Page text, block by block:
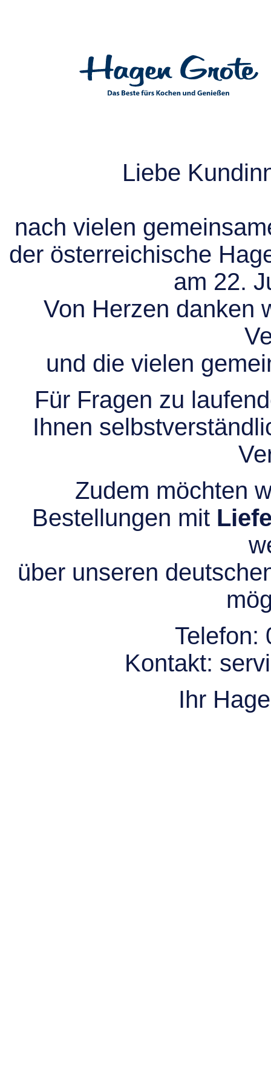
Liebe
nach vielen
der österreichische
am 22.
Von Herzen danken
und die vielen
Für Fragen zu
Ihnen
Zudem möchten
Bestellungen mit
über unseren
Telefon:
Kontakt:
Ihr